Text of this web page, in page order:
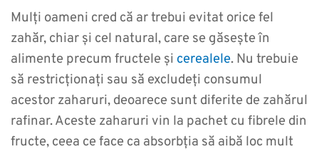
Mulți oameni cred că ar trebui evitat orice fel
zahăr, chiar și cel natural, care se găsește în
alimente precum fructele și cerealele. Nu trebuie
să restricționați sau să excludeți consumul
acestor zaharuri, deoarece sunt diferite de zahărul
rafinar. Aceste zaharuri vin la pachet cu fibrele din
fructe, ceea ce face ca absorbția să aibă loc mult